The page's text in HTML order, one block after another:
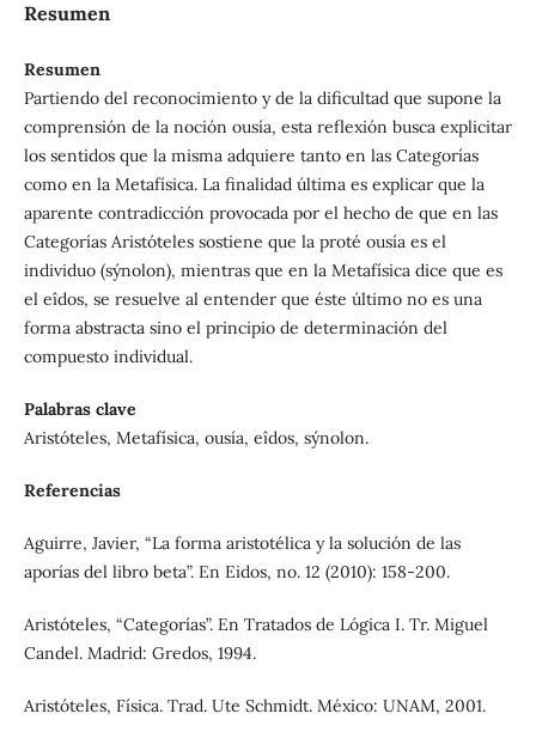
Resumen
Resumen
Partiendo del reconocimiento y de la dificultad que supone la
comprensión de la noción ousía, esta reflexión busca explicitar
los sentidos que la misma adquiere tanto en las Categorías
como en la Metafísica. La finalidad última es explicar que la
aparente contradicción provocada por el hecho de que en las
Categorías Aristóteles sostiene que la proté ousía es el
individuo (sýnolon), mientras que en la Metafísica dice que es
el eîdos, se resuelve al entender que éste último no es una
forma abstracta sino el principio de determinación del
compuesto individual.
Palabras clave
Aristóteles, Metafísica, ousía, eîdos, sýnolon.
Referencias
Aguirre, Javier, “La forma aristotélica y la solución de las
aporías del libro beta”. En Eidos, no. 12 (2010): 158-200.
Aristóteles, “Categorías”. En Tratados de Lógica I. Tr. Miguel
Candel. Madrid: Gredos, 1994.
Aristóteles, Física. Trad. Ute Schmidt. México: UNAM, 2001.